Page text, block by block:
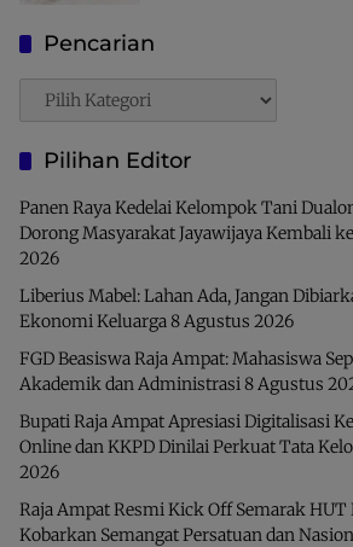
Pencarian
Pencarian
Pilihan Editor
Panen Raya Kedelai Kelompok Tani
Dorong Masyarakat Jayawijaya Kembali
2026
Liberius Mabel: Lahan Ada, Jangan
Ekonomi Keluarga8 Agustus 2026
FGD Beasiswa Raja Ampat: Mahasiswa
Akademik dan Administrasi8 Agustus
Bupati Raja Ampat Apresiasi Digitalisasi
Online dan KKPD Dinilai Perkuat Tata
2026
Raja Ampat Resmi Kick Off Semarak HUT
Kobarkan Semangat Persatuan dan